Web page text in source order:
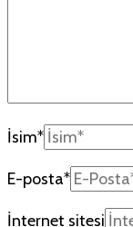
İsim*
E-posta*
İnternet sitesi